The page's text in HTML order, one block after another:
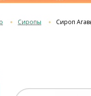
Сиропы Сироп